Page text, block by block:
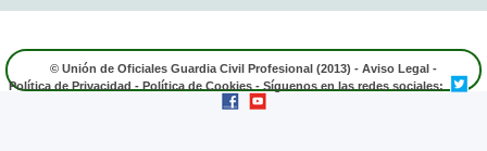
© Unión de Oficiales Guardia Civil Profesional (2013) - Aviso Legal -
Política de Privacidad - Política de Cookies - Síguenos en las redes sociales: